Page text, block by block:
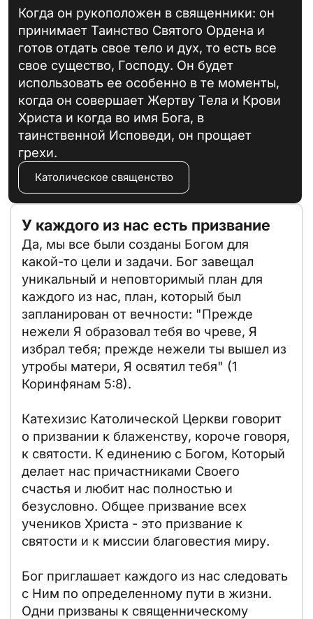
Когда он рукоположен в священники: он
принимает Таинство Святого Ордена и
готов отдать свое тело и дух, то есть все
свое существо, Господу. Он будет
использовать ее особенно в те моменты,
когда он совершает Жертву Тела и Крови
Христа и когда во имя Бога, в
таинственной Исповеди, он прощает
грехи.
Католическое священство
У каждого из нас есть призвание
Да, мы все были созданы Богом для
какой-то цели и задачи. Бог завещал
уникальный и неповторимый план для
каждого из нас, план, который был
запланирован от вечности: "Прежде
нежели Я образовал тебя во чреве, Я
избрал тебя; прежде нежели ты вышел из
утробы матери, Я освятил тебя" (1
Коринфянам 5:8).
Катехизис Католической Церкви говорит
о призвании к блаженству, короче говоря,
к святости. К единению с Богом, Который
делает нас причастниками Своего
счастья и любит нас полностью и
безусловно. Общее призвание всех
учеников Христа - это призвание к
святости и к миссии благовестия миру.
Бог приглашает каждого из нас следовать
с Ним по определенному пути в жизни.
Одни призваны к священническому